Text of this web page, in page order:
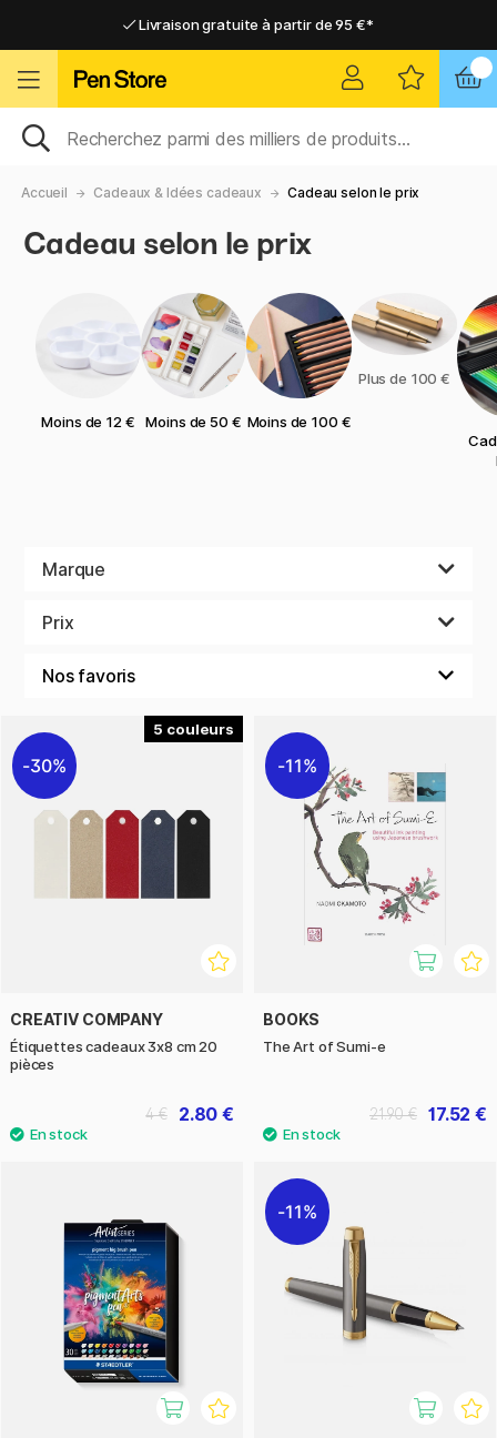
Livraison gratuite à partir de 95 €*
Livraison domicile ou point relais
Livraison gratuite à partir de 95 €*
Livraison domicile ou point relais
Accueil Cadeaux & Idées cadeaux Cadeau selon le prix
Cadeau selon le prix
Moins de 12 € Moins de 50 € Moins de 100 €
Plus de 100 €
Marque
Prix
5
30%
CREATIV COMPANY
Étiquettes cadeaux 3x8 cm 20
pièces
2.80 €
4 €
11%
BOOKS
The Art of Sumi-e
17.52 €
21.90 €
11%